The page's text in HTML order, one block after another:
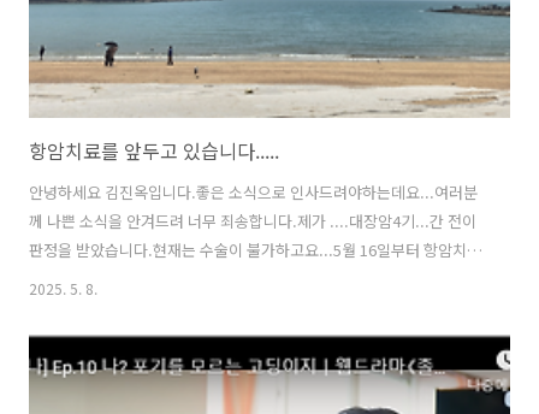
항암치료를 앞두고 있습니다.....
안녕하세요 김진옥입니다.좋은 소식으로 인사드려야하는데요...여러분
께 나쁜 소식을 안겨드려 너무 죄송합니다.제가 ....대장암4기...간 전이
판정을 받았습니다.현재는 수술이 불가하고요...5월 16일부터 항암치료
들어갑니다.항암치료하고 암크기가 작아지고...수술이 가능해지면 수술
도 넓은 마음으로 이해해주세요!!!꼭 승리하겠습니다!!!
https://youtu.be/fLpmmHCV-ZY?si=9FI7scW1ddeOmH1W
2025. 5. 8.